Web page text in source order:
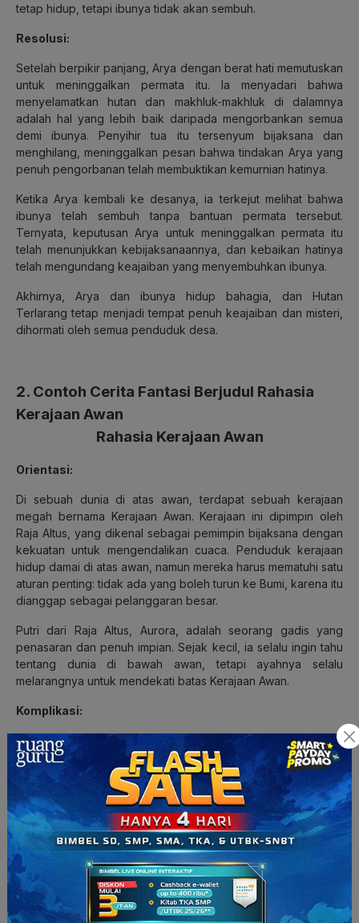
tetap hidup, tetapi ibunya tidak akan sembuh.
Resolusi:
Setelah berpikir panjang, Arya dengan berat hati memutuskan
untuk meninggalkan permata itu. Ia menyadari bahwa
menyelamatkan hutan dan makhluk-makhluk di dalamnya
adalah hal yang lebih baik daripada mengorbankan semua
demi ibunya. Penyihir tua itu tersenyum bijaksana dan
menghilang, meninggalkan pesan bahwa tindakan Arya yang
penuh pengorbanan telah membuktikan kemurnian hatinya.
Ketika Arya kembali ke desanya, ia terkejut melihat bahwa
ibunya telah sembuh tanpa bantuan permata tersebut.
Ternyata, keputusan Arya untuk meninggalkan permata itu
telah menunjukkan kebijaksanaannya, dan kebaikan hatinya
telah mengundang keajaiban yang menyembuhkan ibunya.
Akhirnya, Arya dan ibunya hidup bahagia, dan Hutan
Terlarang tetap menjadi tempat penuh keajaiban dan misteri,
dihormati oleh semua penduduk desa.
2. Contoh Cerita Fantasi Berjudul Rahasia
Kerajaan Awan
Rahasia Kerajaan Awan
Orientasi:
Di sebuah dunia di atas awan, terdapat sebuah kerajaan
megah bernama Kerajaan Awan. Kerajaan ini dipimpin oleh
Raja Altus, yang dikenal sebagai pemimpin bijaksana dengan
kekuatan untuk mengendalikan cuaca. Penduduk kerajaan
hidup damai di atas awan, namun mereka harus mematuhi satu
aturan penting: tidak ada yang boleh turun ke Bumi, karena itu
dianggap sebagai pelanggaran besar.
Putri dari Raja Altus, Aurora, adalah seorang gadis yang
penasaran dan penuh impian. Sejak kecil, ia selalu ingin tahu
tentang dunia di bawah awan, tetapi ayahnya selalu
melarangnya untuk mendekati batas Kerajaan Awan.
Komplikasi:
Suatu hari, Aurora menemukan sebuah buku tua di
perpustakaan istana yang menceritakan tentang “Permata
Bumi”, sebuah batu permata yang tersembunyi di Bumi dan
memiliki kekuatan untuk menghidupkan kembali apapun yang
telah mati. Ketika membaca buku tersebut, Aurora teringat
pada ibunya yang telah tiada sejak ia masih kecil. Aurora pun
memutuskan untuk turun ke Bumi dan mencari permata itu
demi membawa kembali ibunya.
Dengan menyamar, Aurora meninggalkan Kerajaan Awan dan
terjun ke dunia manusia. Di Bumi, ia menghadapi berbagai